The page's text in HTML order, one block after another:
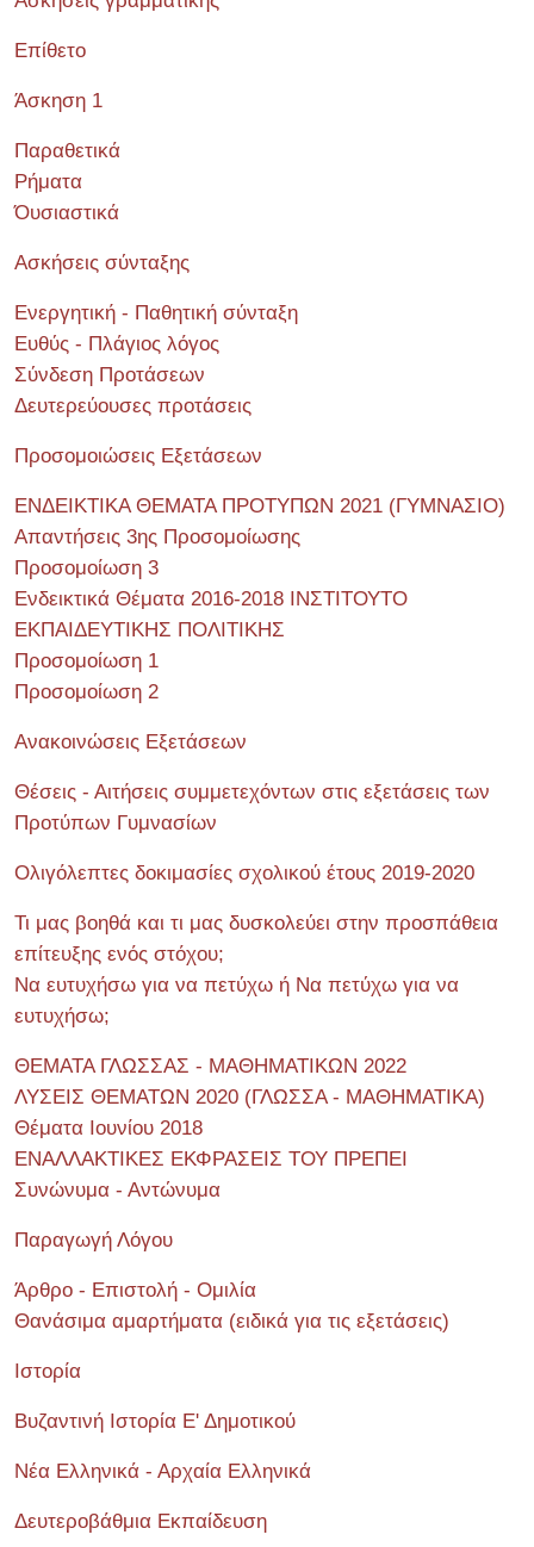
Επίθετο
Άσκηση 1
Παραθετικά
Ρήματα
Όυσιαστικά
Ασκήσεις σύνταξης
Ενεργητική - Παθητική σύνταξη
Ευθύς - Πλάγιος λόγος
Σύνδεση Προτάσεων
Δευτερεύουσες προτάσεις
Προσομοιώσεις Εξετάσεων
ΕΝΔΕΙΚΤΙΚΑ ΘΕΜΑΤΑ ΠΡΟΤΥΠΩΝ 2021 (ΓΥΜΝΑΣΙΟ)
Απαντήσεις 3ης Προσομοίωσης
Προσομοίωση 3
Ενδεικτικά Θέματα 2016-2018 ΙΝΣΤΙΤΟΥΤΟ
ΕΚΠΑΙΔΕΥΤΙΚΗΣ ΠΟΛΙΤΙΚΗΣ
Προσομοίωση 1
Προσομοίωση 2
Ανακοινώσεις Εξετάσεων
Θέσεις - Αιτήσεις συμμετεχόντων στις εξετάσεις των
Προτύπων Γυμνασίων
Ολιγόλεπτες δοκιμασίες σχολικού έτους 2019-2020
Τι μας βοηθά και τι μας δυσκολεύει στην προσπάθεια
επίτευξης ενός στόχου;
Να ευτυχήσω για να πετύχω ή Να πετύχω για να
ευτυχήσω;
ΘΕΜΑΤΑ ΓΛΩΣΣΑΣ - ΜΑΘΗΜΑΤΙΚΩΝ 2022
ΛΥΣΕΙΣ ΘΕΜΑΤΩΝ 2020 (ΓΛΩΣΣΑ - ΜΑΘΗΜΑΤΙΚΑ)
Θέματα Ιουνίου 2018
ΕΝΑΛΛΑΚΤΙΚΕΣ ΕΚΦΡΑΣΕΙΣ ΤΟΥ ΠΡΕΠΕΙ
Συνώνυμα - Αντώνυμα
Παραγωγή Λόγου
Άρθρο - Επιστολή - Ομιλία
Θανάσιμα αμαρτήματα (ειδικά για τις εξετάσεις)
Ιστορία
Βυζαντινή Ιστορία Ε' Δημοτικού
Νέα Ελληνικά - Αρχαία Ελληνικά
Δευτεροβάθμια Εκπαίδευση